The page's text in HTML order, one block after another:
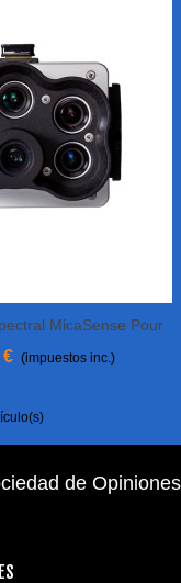
MicaSense Pour
300
€ (impuestos inc.)
de